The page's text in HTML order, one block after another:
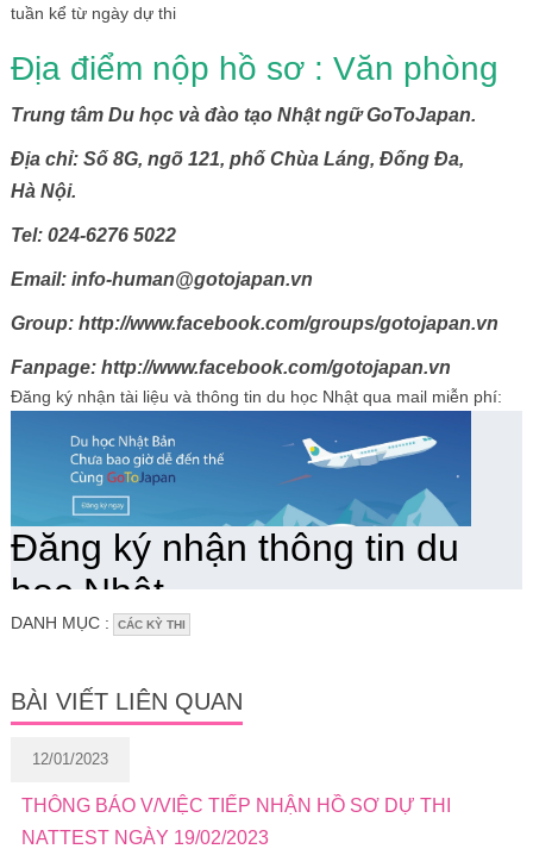
tuần kể từ ngày dự thi
Địa điểm nộp hồ sơ : Văn phòng
Trung tâm Du họcvà đào tạo Nhật ngữGoToJapan.
Địa chỉ: Số8G, ngõ 121, phốChùa Láng, Đống Đa,
HàNội.
Tel: 024-6276 5022
Email: info-human@gotojapan.vn
Group: http://www.facebook.com/groups/gotojapan.vn
Fanpage: http://www.facebook.com/gotojapan.vn
Đăng ký nhận tài liệu và thông tin du học Nhật qua mail miễn phí:
DANH MỤC : CÁC KỲ THI
BÀI VIẾT LIÊN QUAN
12/01/2023
THÔNG BÁO V/VIỆC TIẾP NHẬN HỒ SƠ DỰ THI
NATTEST NGÀY 19/02/2023